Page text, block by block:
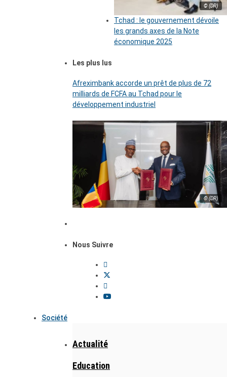
© (DR)
Tchad : le gouvernement dévoile
les grands axes de la Note
économique 2025
Les plus lus
Afreximbank accorde un prêt de plus de 72
milliards de FCFA au Tchad pour le
développement industriel
© (DR)
Nous Suivre
Société
Actualité
Education